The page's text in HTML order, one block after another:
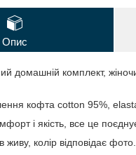
Опис
домашній комплект,
кофта cotton 95%,
і якість, все це
живу, колір відповідає фото.